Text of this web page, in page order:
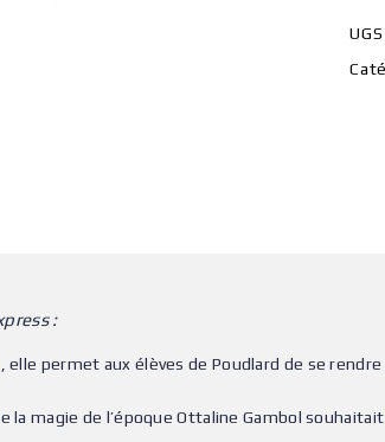
UGS
:
, elle permet aux élèves de Poudlard de se
la magie de l’époque Ottaline Gambol